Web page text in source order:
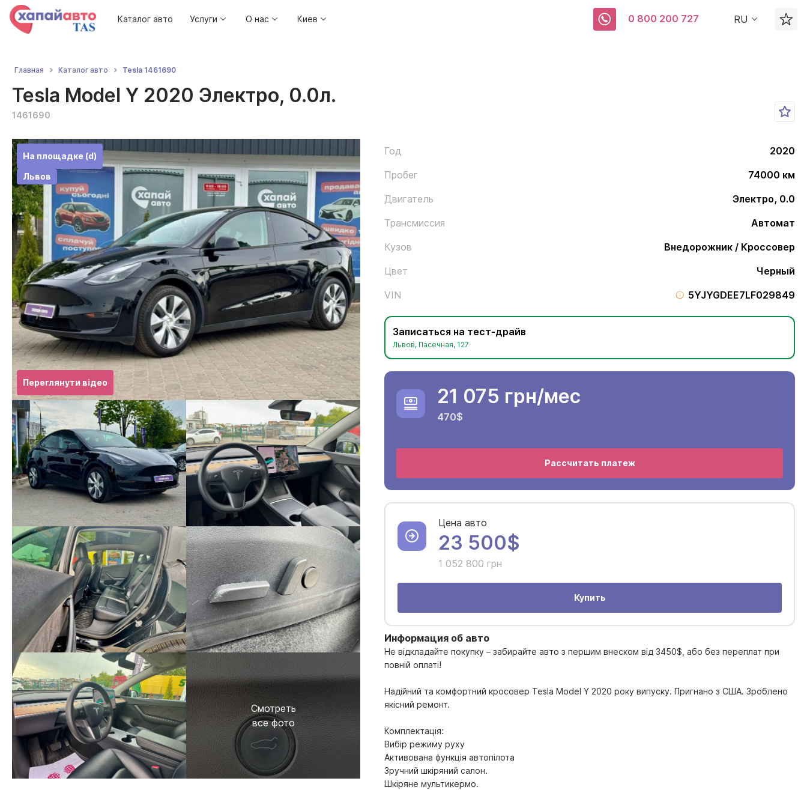
Каталог авто Услуги О нас Киев 0 800 200 727 RU
Главная Каталог авто Tesla 1461690
Tesla Model Y 2020 Электро, 0.0л.
1461690
На площадке (d)
Львов
Переглянути відео
Смотреть
все фото
Год
2020
Пробег
74000 км
Двигатель
Электро, 0.0
Трансмиссия
Автомат
Кузов
Внедорожник / Кроссовер
Цвет
Черный
VIN
5YJYGDEE7LF029849
Записаться на тест-драйв
Львов, Пасечная, 127
21 075 грн/мес
470$
Рассчитать платеж
Цена авто
23 500$
1 052 800 грн
Купить
Информация об авто
Не відкладайте покупку – забирайте авто з першим внеском від 3450$, або без переплат при
повній оплаті!
Надійний та комфортний кросовер Tesla Model Y 2020 року випуску. Пригнано з США. Зроблено
якісний ремонт.
Комплектація:
Вибір режиму руху
Активована функція автопілота
Зручний шкіряний салон.
Шкіряне мультикермо.